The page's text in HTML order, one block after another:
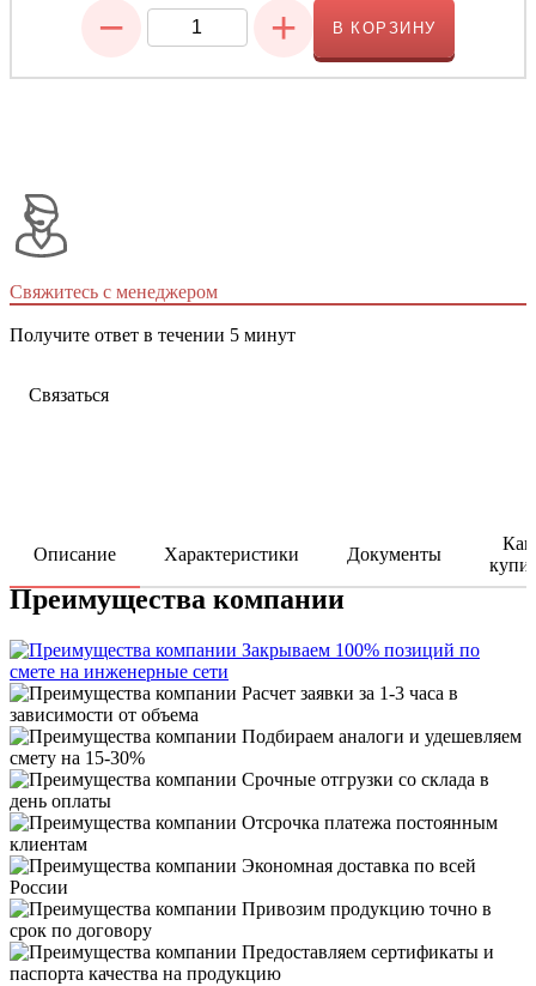
− + В КОРЗИНУ
Свяжитесь с менеджером
Получите ответ в течении 5 минут
Связаться
Описание Характеристики Документы
Как
Преимущества компании
Закрываем 100% позиций по
смете на инженерные сети
Расчет заявки за 1-3 часа в
зависимости от объема
Подбираем аналоги и удешевляем
смету на 15-30%
Срочные отгрузки со склада в
день оплаты
Отсрочка платежа постоянным
клиентам
Экономная доставка по всей
России
Привозим продукцию точно в
срок по договору
Предоставляем сертификаты и
паспорта качества на продукцию